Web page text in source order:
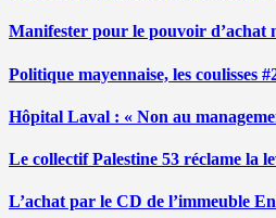
Manifester pour le pouvoir d’achat
Politique mayennaise, les coulisses
Hôpital Laval : « Non au
Le collectif Palestine 53 réclame la
L’achat par le CD de l’immeuble